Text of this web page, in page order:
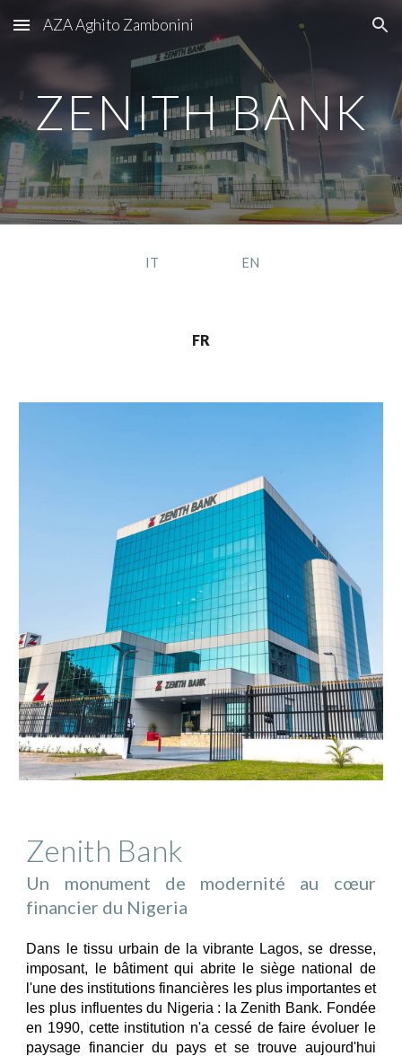
Skip to main content Skip to navigation
AZA Aghito Zambonini
ZENITH BANK
IT EN
FR
Zenith Bank
Un monument de modernité au cœur
financier du Nigeria
Dans le tissu urbain de la vibrante Lagos, se dresse,
imposant, le bâtiment qui abrite le siège national de
l'une des institutions financières les plus importantes et
les plus influentes du Nigeria : la Zenith Bank. Fondée
en 1990, cette institution n'a cessé de faire évoluer le
paysage financier du pays et se trouve aujourd'hui